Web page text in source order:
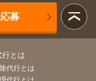
募
行とは
代行とは